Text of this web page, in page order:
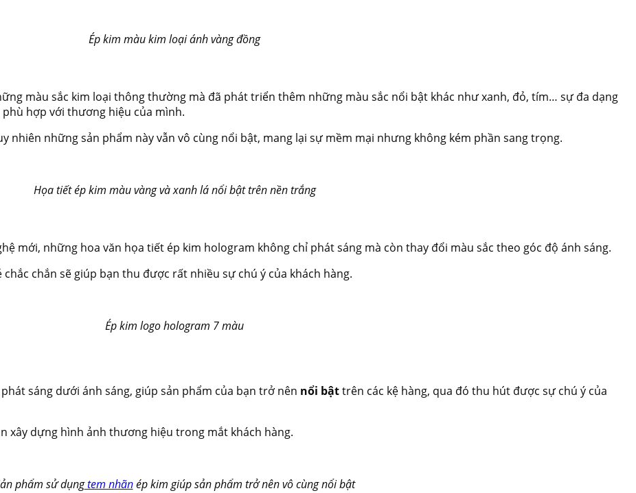
Ép kim màu kim loại ánh vàng đồng
màu sắc kim loại thông thường mà đã phát triển thêm những màu sắc nổi bật khác như xanh, đỏ, tím… sự đa dạng
hợp với thương hiệu của mình.
nhiên những sản phẩm này vẫn vô cùng nổi bật, mang lại sự mềm mại nhưng không kém phần sang trọng.
Họa tiết ép kim màu vàng và xanh lá nổi bật trên nền trắng
mới, những hoa văn họa tiết ép kim hologram không chỉ phát sáng mà còn thay đổi màu sắc theo góc độ ánh sáng.
chắn sẽ giúp bạn thu được rất nhiều sự chú ý của khách hàng.
Ép kim logo hologram 7 màu
sáng dưới ánh sáng, giúp sản phẩm của bạn trở nên nổi bậttrên các kệ hàng, qua đó thu hút được sự chú ý của
xây dựng hình ảnh thương hiệu trong mắt khách hàng.
phẩm sử dụngtem nhãnép kim giúp sản phẩm trở nên vô cùng nổi bật